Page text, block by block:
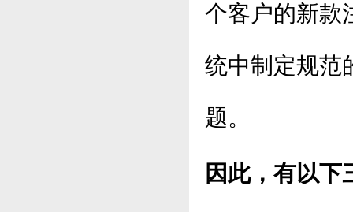
个客户的新款
统中制定规范
题。
因此，有以下